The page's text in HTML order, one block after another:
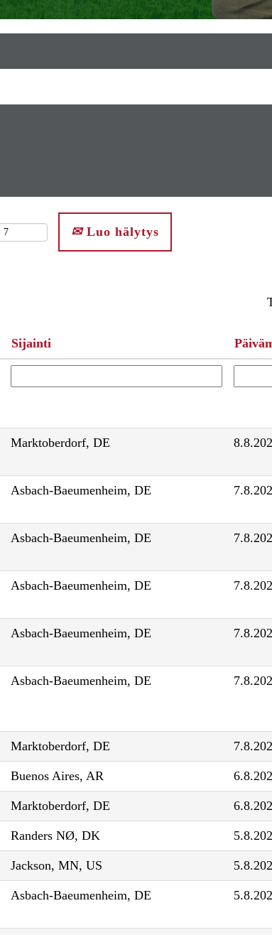
Luo hälytys
Sijainti
Marktoberdorf, DE
Asbach-Baeumenheim, DE
Asbach-Baeumenheim, DE
Asbach-Baeumenheim, DE
Asbach-Baeumenheim, DE
Asbach-Baeumenheim, DE
Marktoberdorf, DE
Buenos Aires, AR
Marktoberdorf, DE
Randers NØ, DK
Jackson, MN, US
Asbach-Baeumenheim, DE